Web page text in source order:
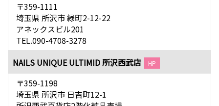
〒359-1111
埼玉県 所沢市 緑町2-12-22
アネックスビル201
TEL.090-4708-3278
NAILS UNIQUE ULTIMID 所沢西武店
HP
〒359-1198
埼玉県 所沢市 日吉町12-1